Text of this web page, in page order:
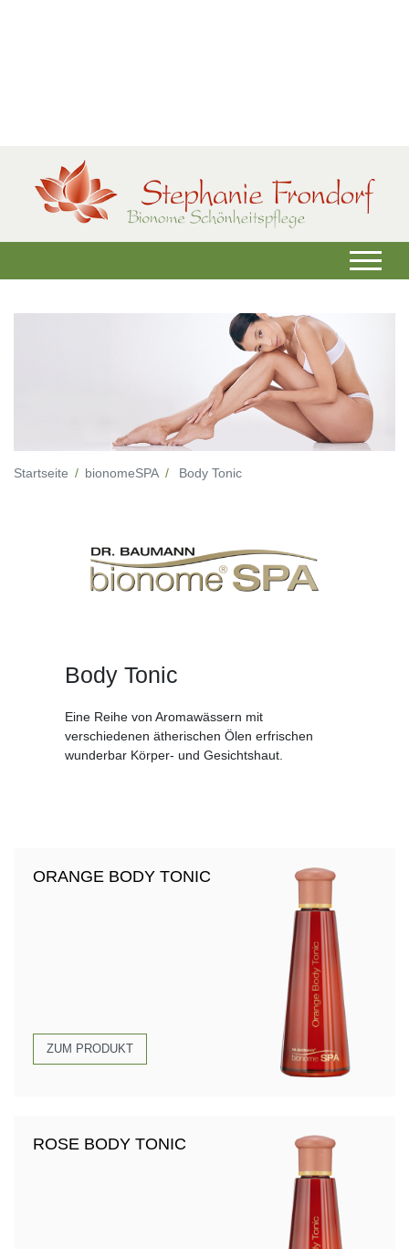
Startseite bionomeSPA Body Tonic
Body Tonic
Eine Reihe von Aromawässern mit
verschiedenen ätherischen Ölen erfrischen
wunderbar Körper- und Gesichtshaut.
ORANGE BODY TONIC
ZUM PRODUKT
ROSE BODY TONIC